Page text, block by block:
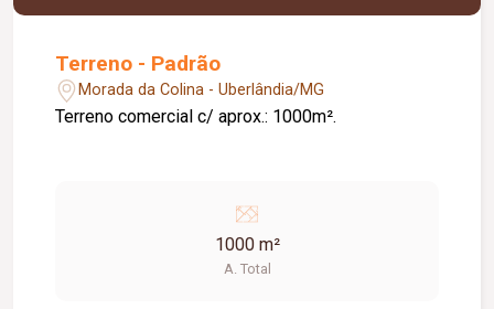
Terreno - Padrão
Morada da Colina - Uberlândia/MG
Terreno comercial c/ aprox.: 1000m².
1000 m²
A. Total